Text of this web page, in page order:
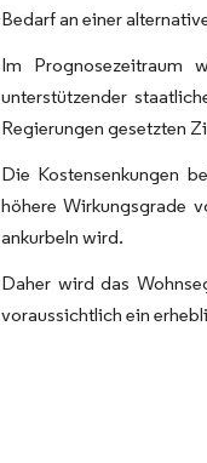
Bedarf an einer
Im Prognosezeitraum
unterstützender
Regierungen gesetzten
Die Kostensenkungen
höhere Wirkungsgrade
ankurbeln wird.
Daher wird das
voraussichtlich ein